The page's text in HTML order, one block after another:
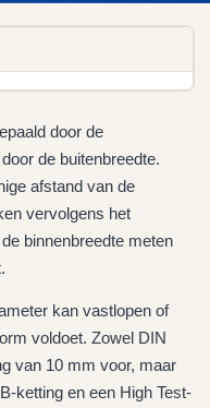
door de
de buitenbreedte.
afstand van de
vervolgens het
binnenbreedte meten
kan vastlopen of
voldoet. Zowel DIN
van 10 mm voor, maar
ketting en een High Test-